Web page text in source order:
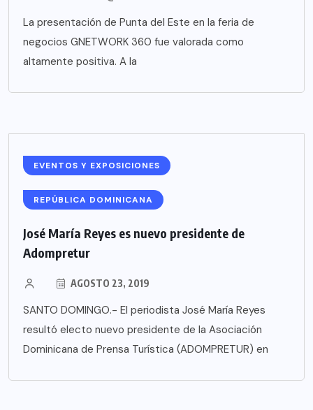
La presentación de Punta del Este en la feria de
negocios GNETWORK 360 fue valorada como
altamente positiva. A la
EVENTOS Y EXPOSICIONES
REPÚBLICA DOMINICANA
José María Reyes es nuevo presidente de
Adompretur
AGOSTO 23, 2019
SANTO DOMINGO.- El periodista José María Reyes
resultó electo nuevo presidente de la Asociación
Dominicana de Prensa Turística (ADOMPRETUR) en